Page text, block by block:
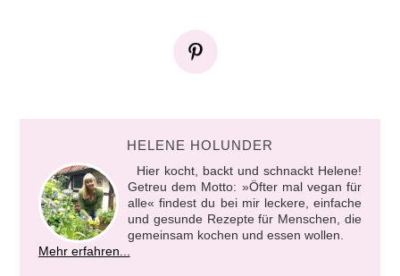
HELENE HOLUNDER
Hier kocht, backt und schnackt Helene!
Getreu dem Motto: »Öfter mal vegan für
alle« findest du bei mir leckere, einfache
und gesunde Rezepte für Menschen, die
gemeinsam kochen und essen wollen.
Mehr erfahren...